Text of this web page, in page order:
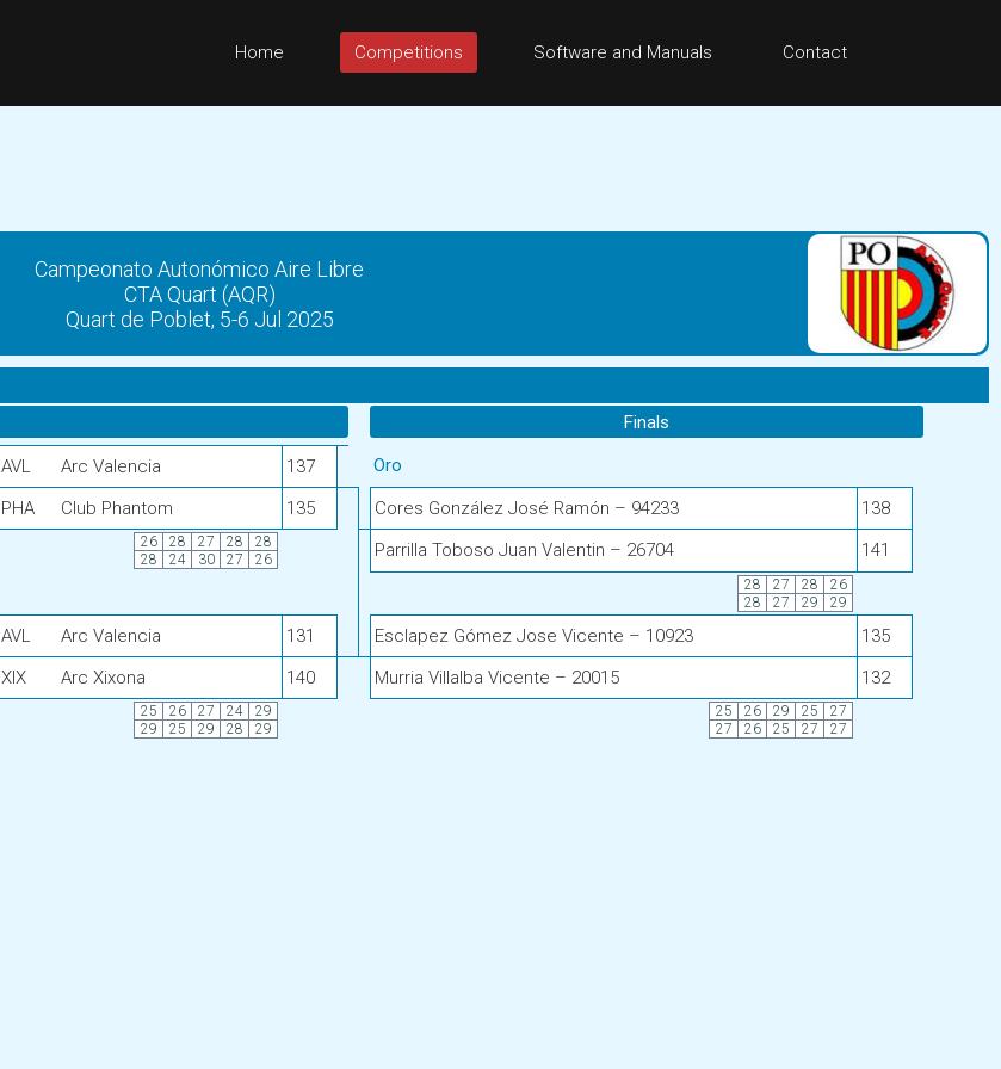
Home Competitions Software and Manuals Contact
Campeonato Autonómico Aire Libre
CTA Quart (AQR)
Quart de Poblet, 5-6 Jul 2025
Finals
AVL Arc Valencia 137
Oro
PHA Club Phantom 135 Cores González José Ramón – 94233 138
26 28 27 28
28
28
24 30 27 26 Parrilla Toboso Juan Valentin – 26704 141
28 27 28
26
28
27 29 29
AVL Arc Valencia 131 Esclapez Gómez Jose Vicente – 10923
135
XIX Arc Xixona 140 Murria Villalba Vicente – 20015 132
25 26 27 24
29
29
25 29 28 29
25 26 29 25
27
27
26 25 27 27